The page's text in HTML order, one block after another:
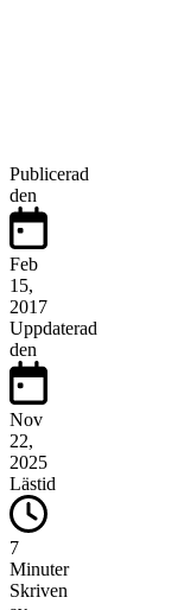
Publicerad
den
Feb
15,
2017
Uppdaterad
den
Nov
22,
2025
Lästid
7
Minuter
Skriven